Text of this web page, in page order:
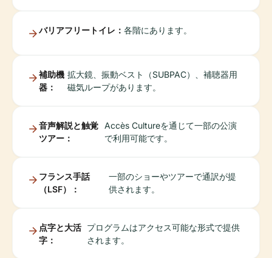
バリアフリートイレ： 各階にあります。
補助機
器：
拡大鏡、振動ベスト（SUBPAC）、補聴器用
磁気ループがあります。
音声解説と触覚
ツアー：
Accès Cultureを通じて一部の公演
で利用可能です。
フランス手話
（LSF）：
一部のショーやツアーで通訳が提
供されます。
点字と大活
字：
プログラムはアクセス可能な形式で提供
されます。